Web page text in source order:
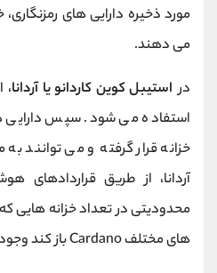
مورد ذخیره دارایی های رمزنگاری،
می دهند.
در استیبل کوین کاردانو یا آردانا،
استفاده می شود. سپس دارایی
خزانه قرار گرفته و می توانند
آردانا، از طریق قراردادهای
محدودیتی در تعداد خزانه هایی
های مختلف Cardano باز کند وجود ندارد.